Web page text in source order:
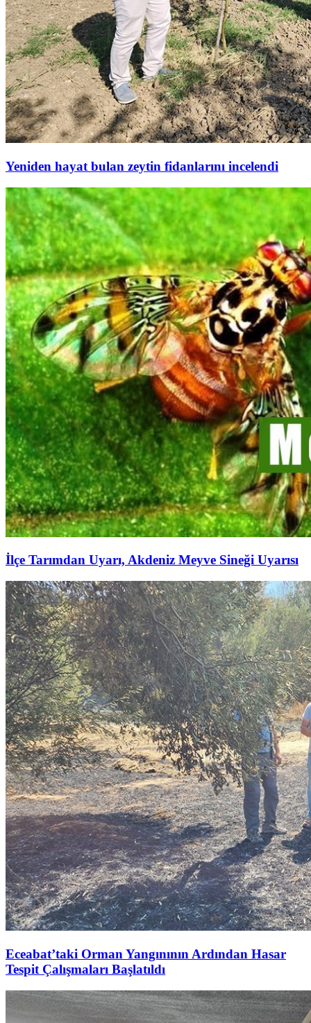
Yeniden hayat bulan zeytin fidanlarını incelendi
İlçe Tarımdan Uyarı, Akdeniz Meyve Sineği Uyarısı
Eceabat’taki Orman Yangınının Ardından Hasar
Tespit Çalışmaları Başlatıldı